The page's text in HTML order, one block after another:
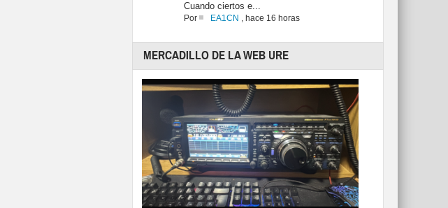
Cuando ciertos e...
Por EA1CN , hace 16 horas
MERCADILLO DE LA WEB URE